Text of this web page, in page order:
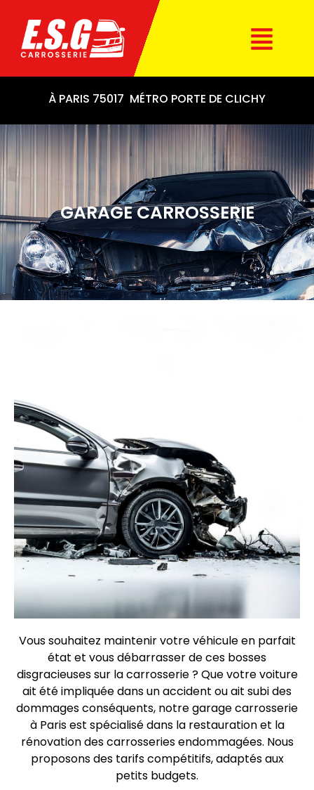
À PARIS 75017 MÉTRO PORTE DE CLICHY
GARAGE CARROSSERIE
Vous souhaitez maintenir votre véhicule en parfait
état et vous débarrasser de ces bosses
disgracieuses sur la carrosserie ? Que votre voiture
ait été impliquée dans un accident ou ait subi des
dommages conséquents, notre garage carrosserie
à Paris est spécialisé dans la restauration et la
rénovation des carrosseries endommagées. Nous
proposons des tarifs compétitifs, adaptés aux
petits budgets.